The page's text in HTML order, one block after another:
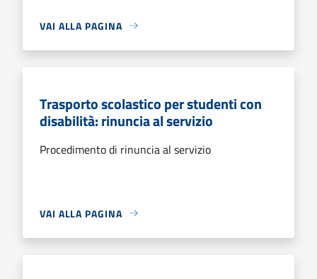
VAI ALLA PAGINA
Trasporto scolastico per studenti con
disabilità: rinuncia al servizio
Procedimento di rinuncia al servizio
VAI ALLA PAGINA